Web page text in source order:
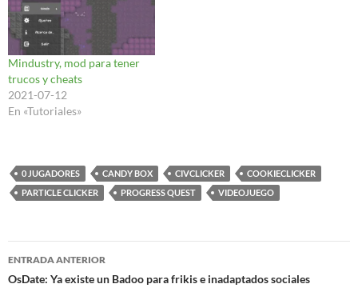
Mindustry, mod para tener
trucos y cheats
2021-07-12
En «Tutoriales»
0 JUGADORES CANDY BOX CIVCLICKER
COOKIECLICKER
PARTICLE CLICKER
PROGRESS QUEST VIDEOJUEGO
Navegación
de
ENTRADA ANTERIOR
OsDate: Ya existe un Badoo para frikis e inadaptados sociales